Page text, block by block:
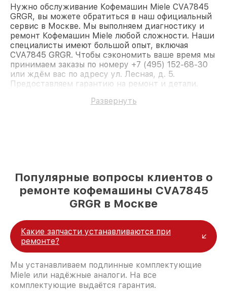
Нужно обслуживание Кофемашин Miele CVA7845
GRGR, вы можете обратиться в наш официальный
сервис в Москве. Мы выполняем диагностику и
ремонт Кофемашин Miele любой сложности. Наши
специалисты имеют большой опыт, включая
CVA7845 GRGR. Чтобы сэкономить ваше время мы
принимаем заказы по номеру +7 (495) 152-68-30
или ждём вас по адресу ул. Лесная, д. 5.
Предоставляем гарантию на ремонт и детали.
Развернуть
Популярные вопросы клиентов о
ремонте кофемашины CVA7845
GRGR в Москве
Какие запчасти устанавливаются при
ремонте?
Мы устанавливаем подлинные комплектующие
Miele или надёжные аналоги. На все
комплектующие выдаётся гарантия.